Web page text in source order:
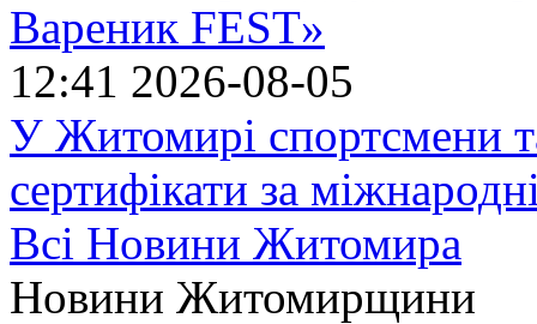
Вареник FEST»
12:41 2026-08-05
У Житомирі спортсмени
сертифікати за
Всі Новини Житомира
Новини Житомирщини